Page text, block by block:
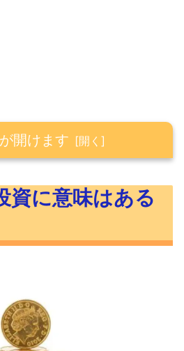
開けます
資を30年続けてみた
は妥当か
動した投資信託はあるのか
資に意味はある